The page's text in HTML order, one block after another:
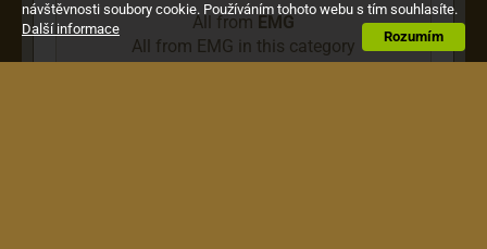
All from EMG
All from EMG in this category
návštěvnosti soubory cookie. Používáním tohoto webu s tím souhlasíte.
Rozumím
Další informace